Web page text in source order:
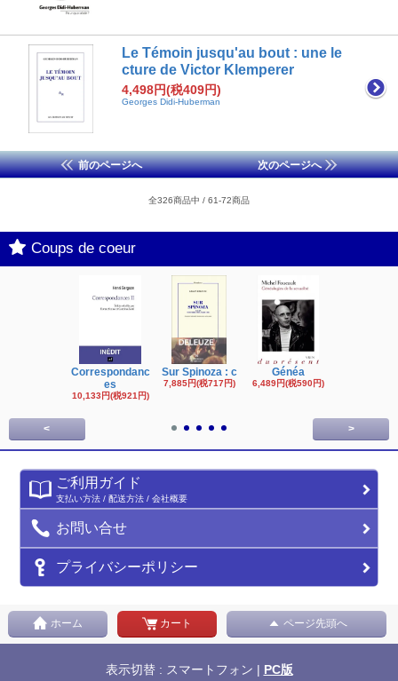
Le Témoin jusqu'au bout : une le
cture de Victor Klemperer
4,498円(税409円)
Georges Didi-Huberman
前のページへ 次のページへ
全326商品中 / 61-72商品
Coups de coeur
Correspondanc
es
10,133円(税921円)
Sur Spinoza : c
7,885円(税717円)
Généa
6,489円(税590円)
< >
ご利用ガイド
支払い方法 / 配送方法 / 会社概要
お問い合せ
プライバシーポリシー
ホーム カート ページ先頭へ
表示切替 : スマートフォン | PC版